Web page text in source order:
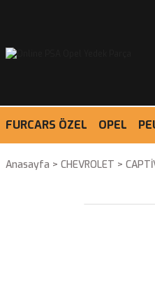
FURCARS ÖZEL OPEL
Anasayfa CHEVROLET